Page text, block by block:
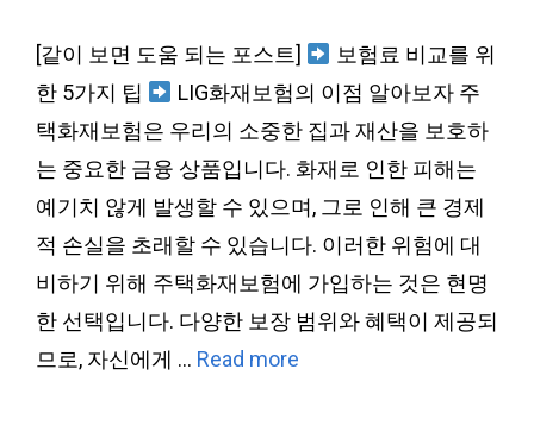
[같이 보면 도움 되는 포스트]
보험료 비교를 위
한 5가지 팁
LIG화재보험의 이점 알아보자 주
택화재보험은 우리의 소중한 집과 재산을 보호하
는 중요한 금융 상품입니다. 화재로 인한 피해는
예기치 않게 발생할 수 있으며, 그로 인해 큰 경제
적 손실을 초래할 수 있습니다. 이러한 위험에 대
비하기 위해 주택화재보험에 가입하는 것은 현명
한 선택입니다. 다양한 보장 범위와 혜택이 제공되
므로, 자신에게 … Read more